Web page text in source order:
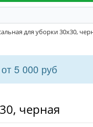
для уборки 30х30,
5 000 руб
черная